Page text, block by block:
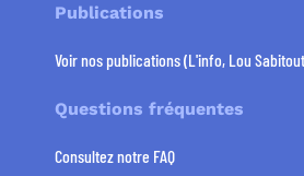
Publications
Voir nos publications (L'info, Lou
Questions fréquentes
Consultez notre FAQ